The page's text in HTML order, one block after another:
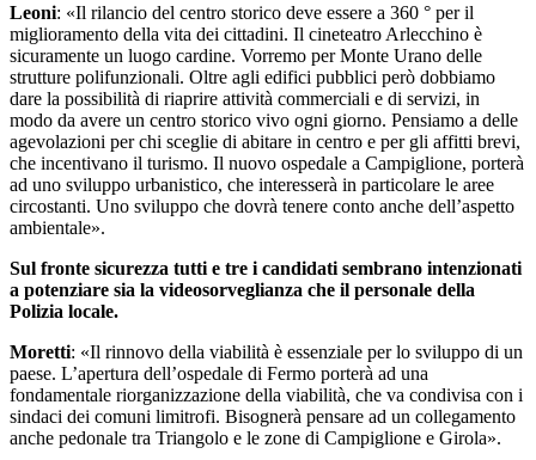
Leoni: «Il rilancio del centro storico deve essere a 360 ° per il
miglioramento della vita dei cittadini. Il cineteatro Arlecchino è
sicuramente un luogo cardine. Vorremo per Monte Urano delle
strutture polifunzionali. Oltre agli edifici pubblici però dobbiamo
dare la possibilità di riaprire attività commerciali e di servizi, in
modo da avere un centro storico vivo ogni giorno. Pensiamo a delle
agevolazioni per chi sceglie di abitare in centro e per gli affitti brevi,
che incentivano il turismo. Il nuovo ospedale a Campiglione, porterà
ad uno sviluppo urbanistico, che interesserà in particolare le aree
circostanti. Uno sviluppo che dovrà tenere conto anche dell’aspetto
ambientale».
Sul fronte sicurezza tutti e tre i candidati sembrano intenzionati
a potenziare sia la videosorveglianza che il personale della
Polizia locale.
Moretti: «Il rinnovo della viabilità è essenziale per lo sviluppo di un
paese. L’apertura dell’ospedale di Fermo porterà ad una
fondamentale riorganizzazione della viabilità, che va condivisa con i
sindaci dei comuni limitrofi. Bisognerà pensare ad un collegamento
anche pedonale tra Triangolo e le zone di Campiglione e Girola».